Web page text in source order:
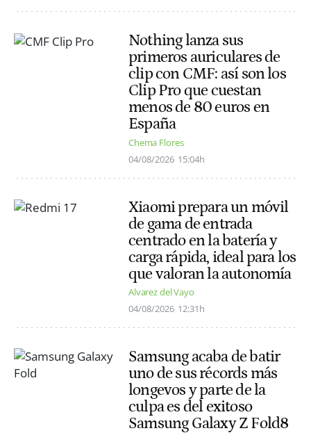
Nothing lanza sus
primeros auriculares de
clip con CMF: así son los
Clip Pro que cuestan
menos de 80 euros en
España
Chema Flores
04/08/2026 15:04h
Xiaomi prepara un móvil
de gama de entrada
centrado en la batería y
carga rápida, ideal para los
que valoran la autonomía
Alvarez del Vayo
04/08/2026 12:31h
Samsung acaba de batir
uno de sus récords más
longevos y parte de la
culpa es del exitoso
Samsung Galaxy Z Fold8